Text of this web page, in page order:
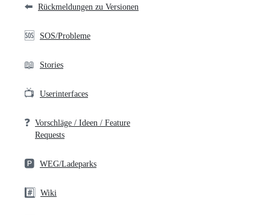
⬅️ Rückmeldungen zu Versionen
🆘 SOS/Probleme
📖 Stories
📺 Userinterfaces
❓ Vorschläge / Ideen / Feature
Requests
🅿️ WEG/Ladeparks
#️⃣ Wiki